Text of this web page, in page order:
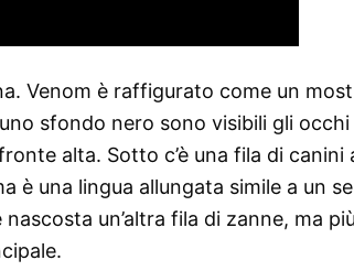
Venom è raffigurato come un
sfondo nero sono visibili gli
alta. Sotto c’è una fila di canini
è una lingua allungata simile a un
un’altra fila di zanne, ma